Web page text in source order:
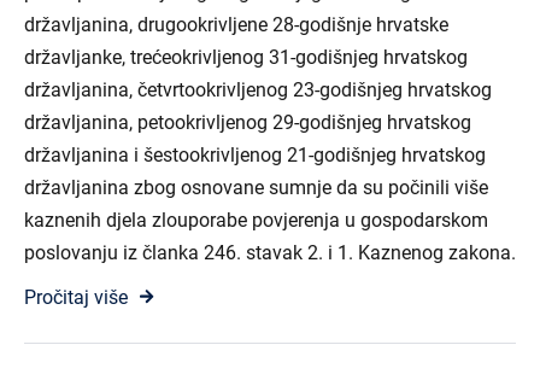
državljanina, drugookrivljene 28-godišnje hrvatske
državljanke, trećeokrivljenog 31-godišnjeg hrvatskog
državljanina, četvrtookrivljenog 23-godišnjeg hrvatskog
državljanina, petookrivljenog 29-godišnjeg hrvatskog
državljanina i šestookrivljenog 21-godišnjeg hrvatskog
državljanina zbog osnovane sumnje da su počinili više
kaznenih djela zlouporabe povjerenja u gospodarskom
poslovanju iz članka 246. stavak 2. i 1. Kaznenog zakona.
Pročitaj više